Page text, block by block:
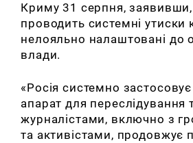
Криму 31 серпня,
проводить системні утиски
нелояльно налаштовані до
влади.
«Росія системно
апарат для переслідування
журналістами, включно з
та активістами, продовжує